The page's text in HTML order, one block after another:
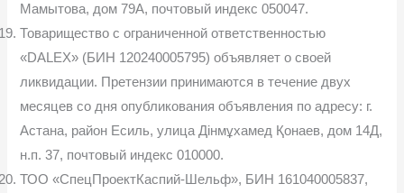
Мамытова, дом 79А, почтовый индекс 050047.
Товарищество с ограниченной ответственностью
«DALEX» (БИН 120240005795) объявляет о своей
ликвидации. Претензии принимаются в течение двух
месяцев со дня опубликования объявления по адресу: г.
Астана, район Есиль, улица Дінмұхамед Қонаев, дом 14Д,
н.п. 37, почтовый индекс 010000.
ТОО «СпецПроектКаспий-Шельф», БИН 161040005837,